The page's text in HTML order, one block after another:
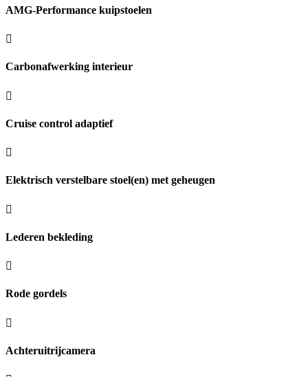
AMG-Performance kuipstoelen
Carbonafwerking interieur
Cruise control adaptief
Elektrisch verstelbare stoel(en) met geheugen
Lederen bekleding
Rode gordels
Achteruitrijcamera